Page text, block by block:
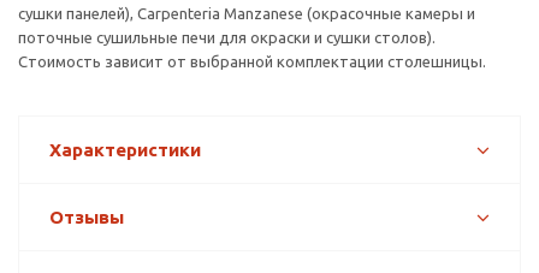
сушки панелей), Carpenteria Manzanese (окрасочные камеры и
поточные сушильные печи для окраски и сушки столов).
Стоимость зависит от выбранной комплектации столешницы.
Характеристики
Отзывы